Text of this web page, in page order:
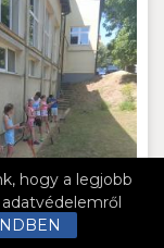
hogy a legjobb